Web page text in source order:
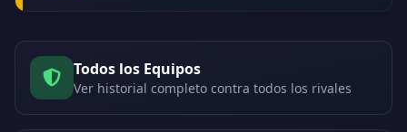
Todos los Equipos
Ver historial completo contra todos los rivales